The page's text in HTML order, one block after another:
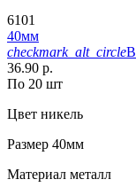
6101
40мм
checkmark_alt_circle
36.90 р.
По 20 шт
Цвет никель
Размер 40мм
Материал металл